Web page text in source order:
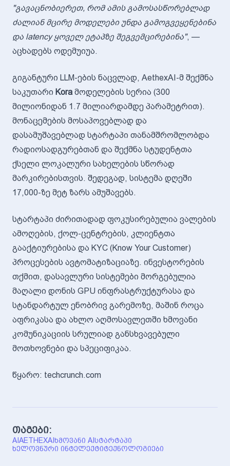
"გავაცნობიერეთ, რომ ამის გამოსასწორებლად
ძალიან მცირე მოდელები უნდა გამოგვეყენებინა
და latency ყოველ ეტაპზე შეგვემცირებინა", —
აცხადებს ოდემუიუა.
გიგანტური LLM-ების ნაცვლად, AethexAI-მ შექმნა
საკუთარი Koraმოდელების სერია (300
მილიონიდან 1.7 მილიარდამდე პარამეტრით).
მონაცემების მოსაპოვებლად და
დასამუშავებლად სტარტაპი თანამშრომლობდა
რადიოსადგურებთან და შექმნა სტუდენტთა
ქსელი ლოკალური სახელების სწორად
მარკირებისთვის. შედეგად, სისტემა დღეში
17,000-ზე მეტ ზარს ამუშავებს.
სტარტაპი ძირითადად ფოკუსირებულია ვალების
ამოღების, ქოლ-ცენტრების, კლიენტთა
გააქტიურებისა და KYC (Know Your Customer)
პროცესების ავტომატიზაციაზე. ინვესტორების
თქმით, დასავლური სისტემები მორგებულია
მაღალი დონის GPU ინფრასტრუქტურასა და
სტანდარტულ ენობრივ გარემოზე, მაშინ როცა
აფრიკასა და ახლო აღმოსავლეთში ხმოვანი
კომუნიკაციის სრულიად განსხვავებული
მოთხოვნები და სპეციფიკაა.
წყარო: techcrunch.com
თაგები:
AI AETHEXAI ᲮᲛᲝᲕᲐᲜᲘ AI ᲡᲢᲐᲠᲢᲐᲞᲘ
ᲮᲔᲚᲝᲕᲜᲣᲠᲘ ᲘᲜᲢᲔᲚᲔᲥᲢᲘᲢᲔᲥᲜᲝᲚᲝᲒᲘᲔᲑᲘ